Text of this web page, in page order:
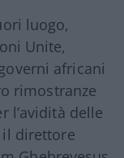
luogo,
Unite,
africani
rimostranze
l’avidità delle
il direttore